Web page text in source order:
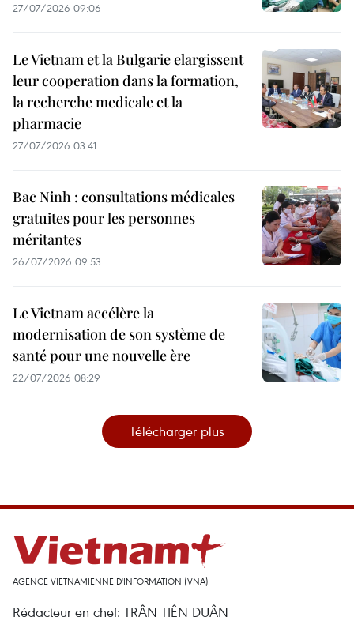
27/07/2026 09:06
Le Vietnam et la Bulgarie elargissent
leur cooperation dans la formation,
la recherche medicale et la
pharmacie
27/07/2026 03:41
Bac Ninh : consultations médicales
gratuites pour les personnes
méritantes
26/07/2026 09:53
Le Vietnam accélère la
modernisation de son système de
santé pour une nouvelle ère
22/07/2026 08:29
Télécharger plus
AGENCE VIETNAMIENNE D'INFORMATION (VNA)
Rédacteur en chef: TRÂN TIÊN DUÂN